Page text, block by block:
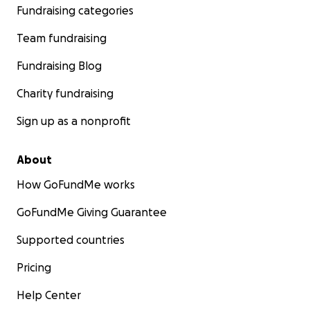
generous support during this difficult time.
The Aguilar Family
Fundraising categories
Team fundraising
Fundraising Blog
Charity fundraising
Sign up as a nonprofit
About
How GoFundMe works
GoFundMe Giving Guarantee
Supported countries
Pricing
Help Center